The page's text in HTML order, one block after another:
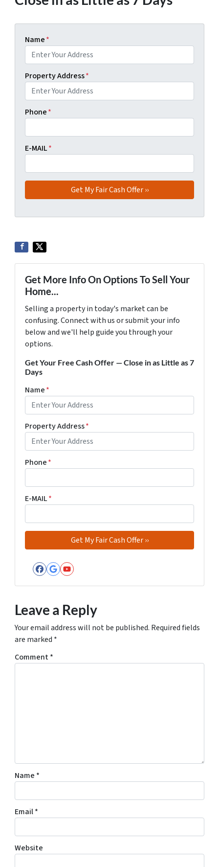
Name*
Property Address*
Phone*
E-MAIL*
Get More Info On Options To Sell Your
Home...
Selling a property in today's market can be
confusing. Connect with us or submit your info
below and we'll help guide you through your
options.
Get Your Free Cash Offer — Close in as Little as 7
Days
Name*
Property Address*
Phone*
E-MAIL*
Facebook
Google Business
YouTube
Leave a Reply
Your email address will not be published. Required fields
are marked *
Comment*
Name *
Email*
Website